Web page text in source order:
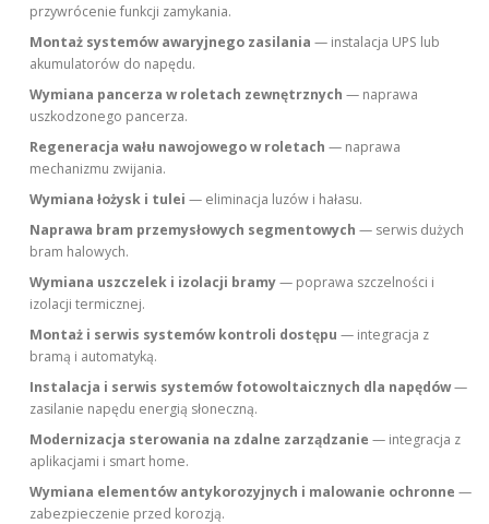
przywrócenie funkcji zamykania.
Montaż systemów awaryjnego zasilania — instalacja UPS lub
akumulatorów do napędu.
Wymiana pancerza w roletach zewnętrznych — naprawa
uszkodzonego pancerza.
Regeneracja wału nawojowego w roletach — naprawa
mechanizmu zwijania.
Wymiana łożysk i tulei — eliminacja luzów i hałasu.
Naprawa bram przemysłowych segmentowych — serwis dużych
bram halowych.
Wymiana uszczelek i izolacji bramy— poprawa szczelności i
izolacji termicznej.
Montaż i serwis systemów kontroli dostępu — integracja z
bramą i automatyką.
Instalacja i serwis systemów fotowoltaicznych dla napędów—
zasilanie napędu energią słoneczną.
Modernizacja sterowania na zdalne zarządzanie — integracja z
aplikacjami i smart home.
Wymiana elementów antykorozyjnych i malowanie ochronne —
zabezpieczenie przed korozją.